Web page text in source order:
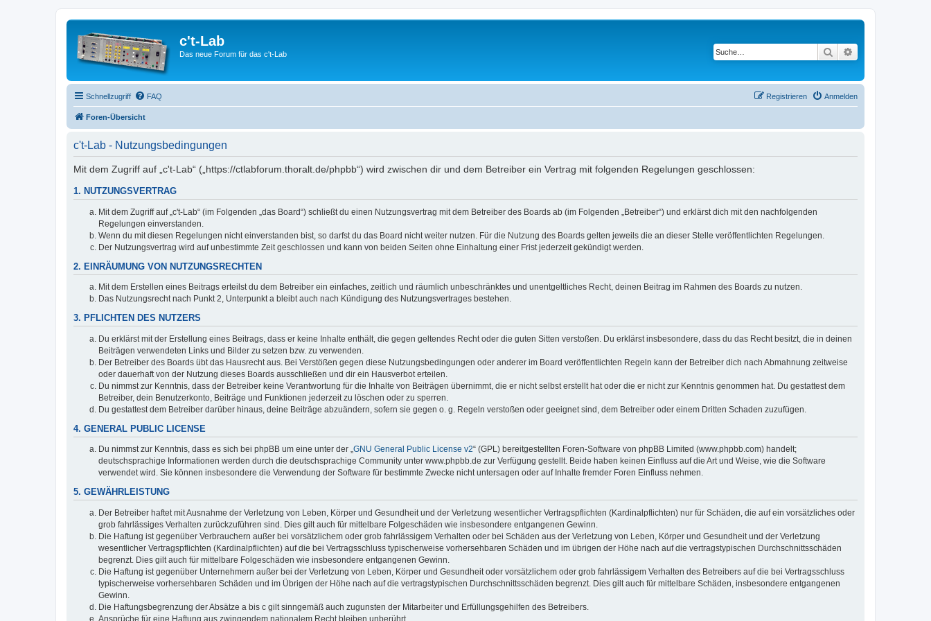
c't-Lab
Das neue Forum für das c't-Lab Suche
Schnellzugriff FAQ Anmelden
Registrieren
Foren-Übersicht
c't-Lab - Nutzungsbedingungen
Mit dem Zugriff auf „c't-Lab“ („https://ctlabforum.thoralt.de/phpbb“) wird zwischen dir und dem Betreiber ein Vertrag mit folgenden Regelungen geschlossen:
1. NUTZUNGSVERTRAG
Mit dem Zugriff auf „c't-Lab“ (im Folgenden „das Board“) schließt du einen Nutzungsvertrag mit dem Betreiber des Boards ab (im Folgenden „Betreiber“) und erklärst dich mit den nachfolgenden
Regelungen einverstanden.
Wenn du mit diesen Regelungen nicht einverstanden bist, so darfst du das Board nicht weiter nutzen. Für die Nutzung des Boards gelten jeweils die an dieser Stelle veröffentlichten Regelungen.
Der Nutzungsvertrag wird auf unbestimmte Zeit geschlossen und kann von beiden Seiten ohne Einhaltung einer Frist jederzeit gekündigt werden.
2. EINRÄUMUNG VON NUTZUNGSRECHTEN
Mit dem Erstellen eines Beitrags erteilst du dem Betreiber ein einfaches, zeitlich und räumlich unbeschränktes und unentgeltliches Recht, deinen Beitrag im Rahmen des Boards zu nutzen.
Das Nutzungsrecht nach Punkt 2, Unterpunkt a bleibt auch nach Kündigung des Nutzungsvertrages bestehen.
3. PFLICHTEN DES NUTZERS
Du erklärst mit der Erstellung eines Beitrags, dass er keine Inhalte enthält, die gegen geltendes Recht oder die guten Sitten verstoßen. Du erklärst insbesondere, dass du das Recht besitzt, die in deinen
Beiträgen verwendeten Links und Bilder zu setzen bzw. zu verwenden.
Der Betreiber des Boards übt das Hausrecht aus. Bei Verstößen gegen diese Nutzungsbedingungen oder anderer im Board veröffentlichten Regeln kann der Betreiber dich nach Abmahnung zeitweise
oder dauerhaft von der Nutzung dieses Boards ausschließen und dir ein Hausverbot erteilen.
Du nimmst zur Kenntnis, dass der Betreiber keine Verantwortung für die Inhalte von Beiträgen übernimmt, die er nicht selbst erstellt hat oder die er nicht zur Kenntnis genommen hat. Du gestattest dem
Betreiber, dein Benutzerkonto, Beiträge und Funktionen jederzeit zu löschen oder zu sperren.
Du gestattest dem Betreiber darüber hinaus, deine Beiträge abzuändern, sofern sie gegen o. g. Regeln verstoßen oder geeignet sind, dem Betreiber oder einem Dritten Schaden zuzufügen.
4. GENERAL PUBLIC LICENSE
Du nimmst zur Kenntnis, dass es sich bei phpBB um eine unter der „GNU General Public License v2“ (GPL) bereitgestellten Foren-Software von phpBB Limited (www.phpbb.com) handelt;
deutschsprachige Informationen werden durch die deutschsprachige Community unter www.phpbb.de zur Verfügung gestellt. Beide haben keinen Einfluss auf die Art und Weise, wie die Software
verwendet wird. Sie können insbesondere die Verwendung der Software für bestimmte Zwecke nicht untersagen oder auf Inhalte fremder Foren Einfluss nehmen.
5. GEWÄHRLEISTUNG
Der Betreiber haftet mit Ausnahme der Verletzung von Leben, Körper und Gesundheit und der Verletzung wesentlicher Vertragspflichten (Kardinalpflichten) nur für Schäden, die auf ein vorsätzliches oder
grob fahrlässiges Verhalten zurückzuführen sind. Dies gilt auch für mittelbare Folgeschäden wie insbesondere entgangenen Gewinn.
Die Haftung ist gegenüber Verbrauchern außer bei vorsätzlichem oder grob fahrlässigem Verhalten oder bei Schäden aus der Verletzung von Leben, Körper und Gesundheit und der Verletzung
wesentlicher Vertragspflichten (Kardinalpflichten) auf die bei Vertragsschluss typischerweise vorhersehbaren Schäden und im übrigen der Höhe nach auf die vertragstypischen Durchschnittsschäden
begrenzt. Dies gilt auch für mittelbare Folgeschäden wie insbesondere entgangenen Gewinn.
Die Haftung ist gegenüber Unternehmern außer bei der Verletzung von Leben, Körper und Gesundheit oder vorsätzlichem oder grob fahrlässigem Verhalten des Betreibers auf die bei Vertragsschluss
typischerweise vorhersehbaren Schäden und im Übrigen der Höhe nach auf die vertragstypischen Durchschnittsschäden begrenzt. Dies gilt auch für mittelbare Schäden, insbesondere entgangenen
Gewinn.
Die Haftungsbegrenzung der Absätze a bis c gilt sinngemäß auch zugunsten der Mitarbeiter und Erfüllungsgehilfen des Betreibers.
Ansprüche für eine Haftung aus zwingendem nationalem Recht bleiben unberührt.